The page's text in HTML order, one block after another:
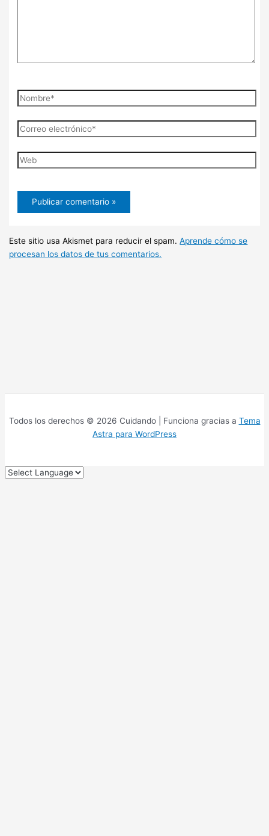
Nombre*
Correo
electrónico*
Web
Este sitio usa Akismet para reducir el spam.Aprende cómo se
procesan los datos de tus comentarios.
Todos los derechos © 2026 Cuidando | Funciona gracias a Tema
Astra para WordPress